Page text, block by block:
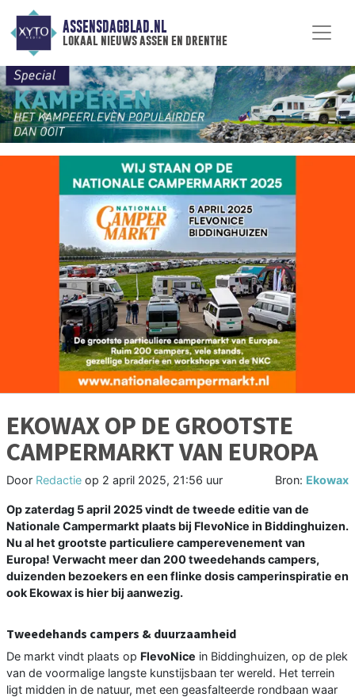
ASSENSDAGBLAD.NL
lokaal nieuws assen en drenthe
EKOWAX OP DE GROOTSTE
CAMPERMARKT VAN EUROPA
Door Redactie op 2 april 2025, 21:56 uur Bron: Ekowax
Op zaterdag 5 april 2025 vindt de tweede editie van de
Nationale Campermarkt plaats bij FlevoNice in Biddinghuizen.
Nu al het grootste particuliere camperevenement van
Europa! Verwacht meer dan 200 tweedehands campers,
duizenden bezoekers en een flinke dosis camperinspiratie en
ook Ekowax is hier bij aanwezig.
Tweedehands campers & duurzaamheid
De markt vindt plaats op FlevoNice in Biddinghuizen, op de plek
van de voormalige langste kunstijsbaan ter wereld. Het terrein
ligt midden in de natuur, met een geasfalteerde rondbaan waar